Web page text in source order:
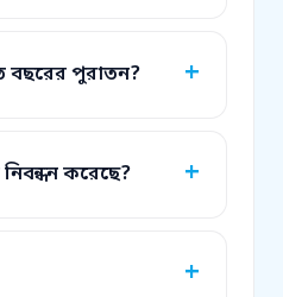
পুরাতন?
করেছে?